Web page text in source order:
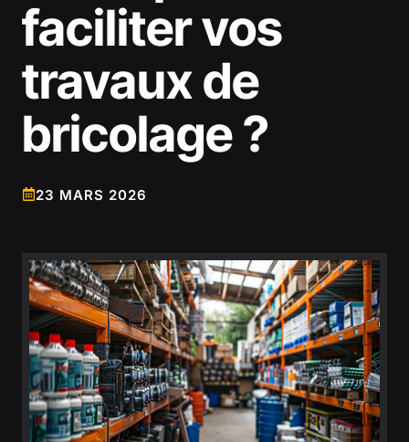
faciliter vos
travaux de
bricolage ?
23 MARS 2026